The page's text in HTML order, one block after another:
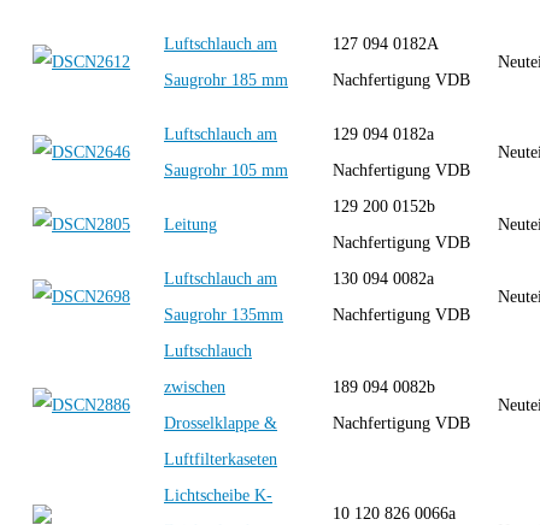
Luftschlauch am
Saugrohr 185 mm
127 094 0182A
Nachfertigung VDB
Luftschlauch am
Saugrohr 105 mm
129 094 0182a
Nachfertigung VDB
Leitung
129 200 0152b
Nachfertigung VDB
Luftschlauch am
Saugrohr 135mm
130 094 0082a
Nachfertigung VDB
Luftschlauch
zwischen
Drosselklappe &
Luftfilterkaseten
189 094 0082b
Nachfertigung VDB
Lichtscheibe K-
10 120 826 0066a